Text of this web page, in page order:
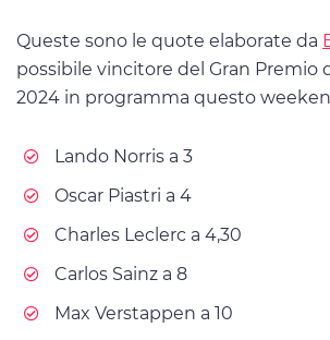
Queste sono le quote elaborate da
possibile vincitore del Gran Premio
2024 in programma questo
Lando Norris a 3
Oscar Piastri a 4
Charles Leclerc a 4,30
Carlos Sainz a 8
Max Verstappen a 10